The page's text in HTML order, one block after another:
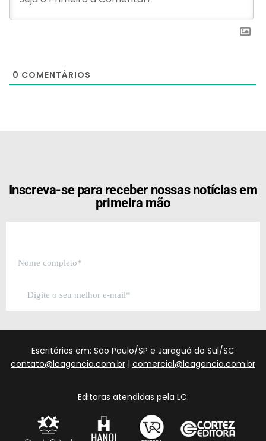
0 COMENTÁRIOS
Inscreva-se para receber nossas notícias em
primeira mão
Escritórios em: São Paulo/SP e Jaraguá do Sul/SC
contato@lcagencia.com.br | comercial@lcagencia.com.br
Editoras atendidas pela LC: